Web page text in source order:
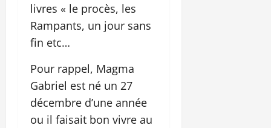
livres « le procès, les
Rampants, un jour sans
fin etc…
Pour rappel, Magma
Gabriel est né un 27
décembre d’une année
ou il faisait bon vivre au